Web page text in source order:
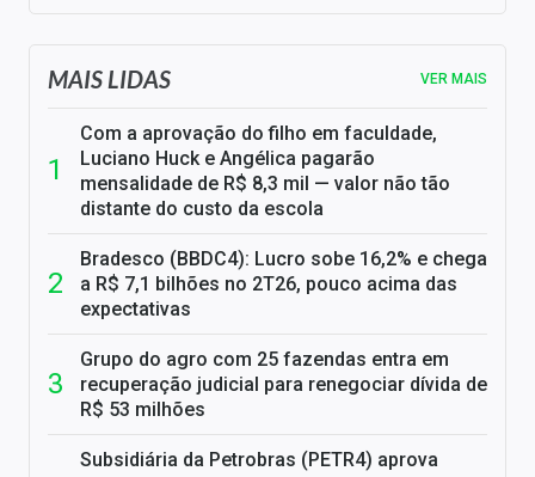
MAIS LIDAS VER MAIS
Com a aprovação do filho em faculdade,
Luciano Huck e Angélica pagarão
mensalidade de R$ 8,3 mil — valor não tão
distante do custo da escola
Bradesco (BBDC4): Lucro sobe 16,2% e chega
a R$ 7,1 bilhões no 2T26, pouco acima das
expectativas
Grupo do agro com 25 fazendas entra em
recuperação judicial para renegociar dívida de
R$ 53 milhões
Subsidiária da Petrobras (PETR4) aprova